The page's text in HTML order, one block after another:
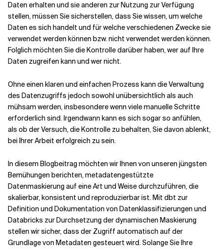
Daten erhalten und sie anderen zur Nutzung zur Verfügung
stellen, müssen Sie sicherstellen, dass Sie wissen, um welche
Daten es sich handelt und für welche verschiedenen Zwecke sie
verwendet werden können bzw. nicht verwendet werden können.
Folglich möchten Sie die Kontrolle darüber haben, wer auf Ihre
Daten zugreifen kann und wer nicht.
Ohne einen klaren und einfachen Prozess kann die Verwaltung
des Datenzugriffs jedoch sowohl unübersichtlich als auch
mühsam werden, insbesondere wenn viele manuelle Schritte
erforderlich sind. Irgendwann kann es sich sogar so anfühlen,
als ob der Versuch, die Kontrolle zu behalten, Sie davon ablenkt,
bei Ihrer Arbeit erfolgreich zu sein.
In diesem Blogbeitrag möchten wir Ihnen von unseren jüngsten
Bemühungen berichten, metadatengestützte
Datenmaskierung auf eine Art und Weise durchzuführen, die
skalierbar, konsistent und reproduzierbar ist. Mit dbt zur
Definition und Dokumentation von Datenklassifizierungen und
Databricks zur Durchsetzung der dynamischen Maskierung
stellen wir sicher, dass der Zugriff automatisch auf der
Grundlage von Metadaten gesteuert wird. Solange Sie Ihre